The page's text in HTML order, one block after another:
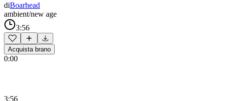
diBoarhead
ambient/new age
3:56
Acquista brano
0:00
3:56